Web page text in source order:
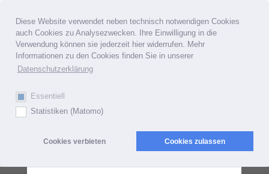
Diese Website verwendet neben technisch notwendigen Cookies
auch Cookies zu Analysezwecken. Ihre Einwilligung in die
Verwendung können sie jederzeit hier widerrufen. Mehr
Informationen zu den Cookies finden Sie in unserer
Datenschutzerklärung
Essentiell
Statistiken (Matomo)
Cookies verbieten Cookies zulassen